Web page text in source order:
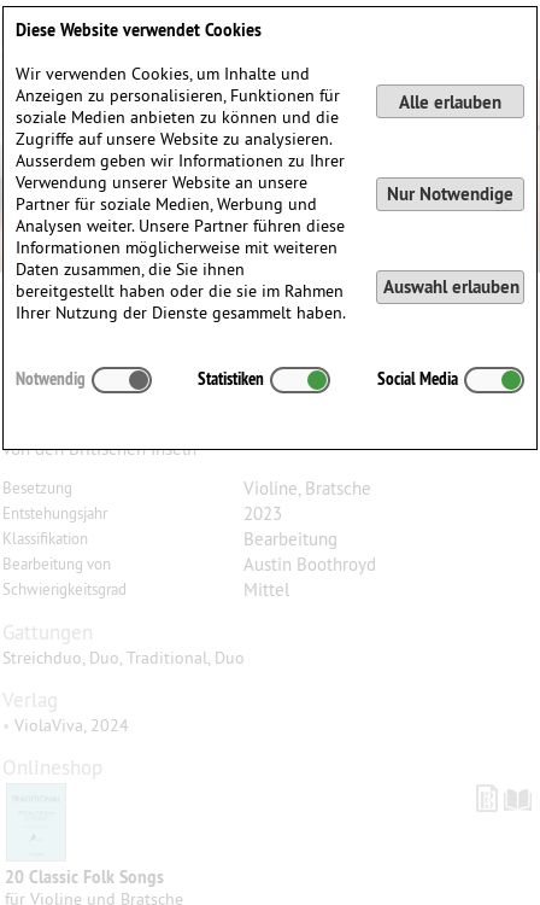
20 Classic Folk Songs, arrangiert für Violine und
von den Britischen Inseln
Besetzung Violine, Bratsche
Entstehungsjahr 2023
Klassifikation Bearbeitung
Bearbeitung von Austin Boothroyd
Schwierigkeitsgrad Mittel
Gattungen
Streichduo, Duo, Traditional, Duo
Verlag
• ViolaViva, 2024
Onlineshop
20 Classic Folk Songs
für Violine und Bratsche
Diese Website verwendet Cookies
Wir verwenden Cookies, um Inhalte und
Anzeigen zu personalisieren, Funktionen für
soziale Medien anbieten zu können und die
Zugriffe auf unsere Website zu analysieren.
Ausserdem geben wir Informationen zu Ihrer
Verwendung unserer Website an unsere
Partner für soziale Medien, Werbung und
Analysen weiter. Unsere Partner führen diese
Informationen möglicherweise mit weiteren
Daten zusammen, die Sie ihnen
bereitgestellt haben oder die sie im Rahmen
Ihrer Nutzung der Dienste gesammelt haben.
Alle erlauben
Nur Notwendige
Auswahl erlauben
Notwendig Statistiken Social Media